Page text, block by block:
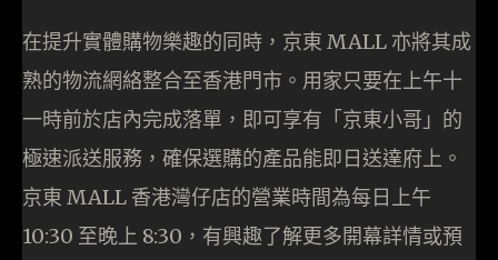
在提升實體購物樂趣的同時，京東 MALL 亦將其成
熟的物流網絡整合至香港門市。用家只要在上午十
一時前於店內完成落單，即可享有「京東小哥」的
極速派送服務，確保選購的產品能即日送達府上。
京東 MALL 香港灣仔店的營業時間為每日上午
10:30 至晚上 8:30，有興趣了解更多開幕詳情或預